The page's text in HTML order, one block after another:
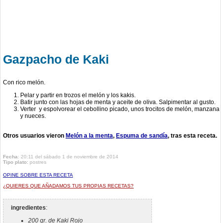
Gazpacho de Kaki
Con rico melón.
Pelar y partir en trozos el melón y los kakis.
Batir junto con las hojas de menta y aceite de oliva. Salpimentar al gusto.
Verter y espolvorear el cebollino picado, unos trocitos de melón, manzana
y nueces.
Otros usuarios vieron Melón a la menta Espuma de sandía tras esta receta.
Fecha: 20:11 del sábado 1 de noviembre de 2014
Tipo plato: postres
OPINE SOBRE ESTA RECETA
¿QUIERES QUE AÑADAMOS TUS PROPIAS RECETAS?
ingredientes:
200 gr. de Kaki Rojo